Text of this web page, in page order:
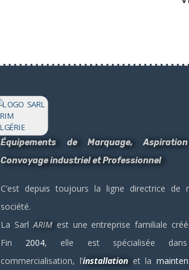
Équipements de Marquage,
Convoyage industriel et Professionnel
C’est depuis toujours la ligne directrice de
société.
La Sarl ARIM est une entreprise familiale
Fin 2004, elle est spécialisée
commercialisation, l’installationet la